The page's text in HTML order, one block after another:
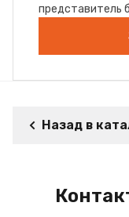
представитель
Назад в